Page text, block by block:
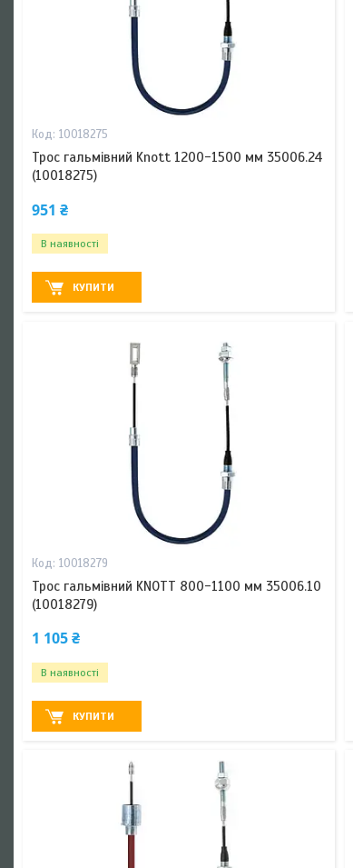
10018275
Трос гальмівний Knott 1200-1500 мм 35006.24
(10018275)
951 ₴
В наявності
КУПИТИ
10018279
Трос гальмівний KNOTT 800-1100 мм 35006.10
(10018279)
1 105 ₴
В наявності
КУПИТИ